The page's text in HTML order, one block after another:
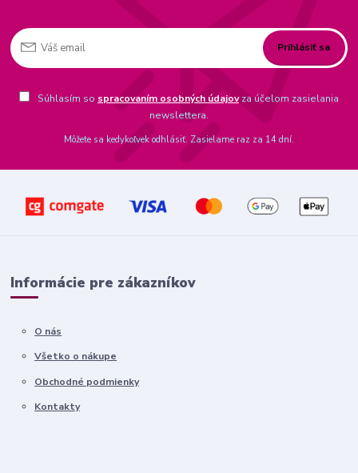
Prihlásiť sa
Súhlasím so spracovaním osobných údajovza účelom zasielania
newslettera.
Môžete sa kedykoľvek odhlásiť. Zasielame raz za 14 dní.
Informácie pre zákazníkov
O nás
Všetko o nákupe
Obchodné podmienky
Kontakty